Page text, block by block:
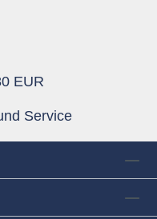
EUR
Service